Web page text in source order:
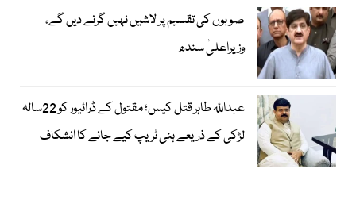
صوبوں کی تقسیم پر لاشیں نہیں گرنے دیں گے،
وزیراعلیٰ سندھ
عبداللہ طاہر قتل کیس؛ مقتول کے ڈرائیور کو 22سالہ
لڑکی کے ذریعے ہنی ٹریپ کیے جانے کا انشکاف